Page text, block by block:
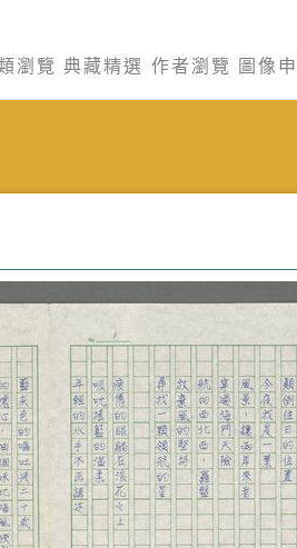
瀏覽 典藏精選 作者瀏覽 圖像